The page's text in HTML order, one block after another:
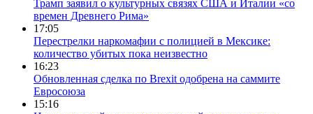
Трамп заявил о культурных связях США и Италии «со
времен Древнего Рима»
17:05
Перестрелки наркомафии с полицией в Мексике:
количество убитых пока неизвестно
16:23
Обновленная сделка по Brexit одобрена на саммите
Евросоюза
15:16